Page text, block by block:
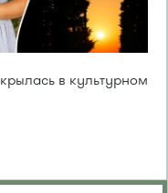
в культурном